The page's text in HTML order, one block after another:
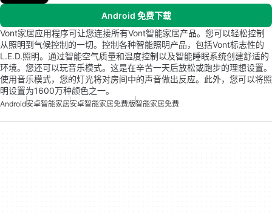
Android 免费下载
Vont家居应用程序可让您连接所有Vont智能家居产品。您可以轻松控制
从照明到气候控制的一切。控制各种智能照明产品，包括Vont标志性的
L.E.D.照明。通过智能空气质量和温度控制以及智能睡眠系统创建舒适的
环境。您还可以玩音乐模式。这是在辛苦一天后放松或跑步的理想设置。
使用音乐模式，您的灯光将对房间中的声音做出反应。此外，您可以将照
明设置为1600万种颜色之一。
Android安卓智能家居安卓智能家居免费版智能家居免费